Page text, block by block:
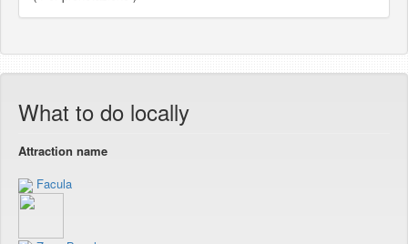
What to do locally
Attraction name
Facula